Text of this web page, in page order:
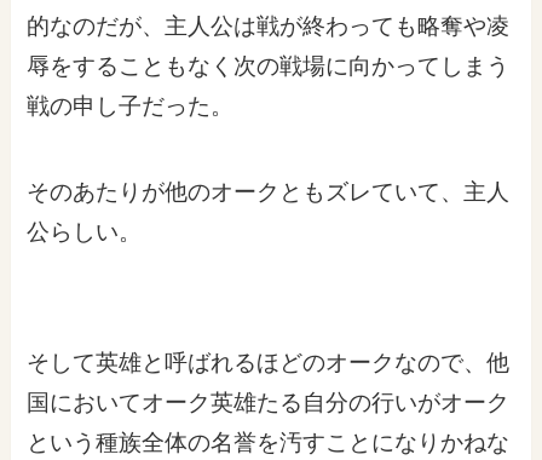
的なのだが、主人公は戦が終わっても略奪や凌
辱をすることもなく次の戦場に向かってしまう
戦の申し子だった。
そのあたりが他のオークともズレていて、主人
公らしい。
そして英雄と呼ばれるほどのオークなので、他
国においてオーク英雄たる自分の行いがオーク
という種族全体の名誉を汚すことになりかねな